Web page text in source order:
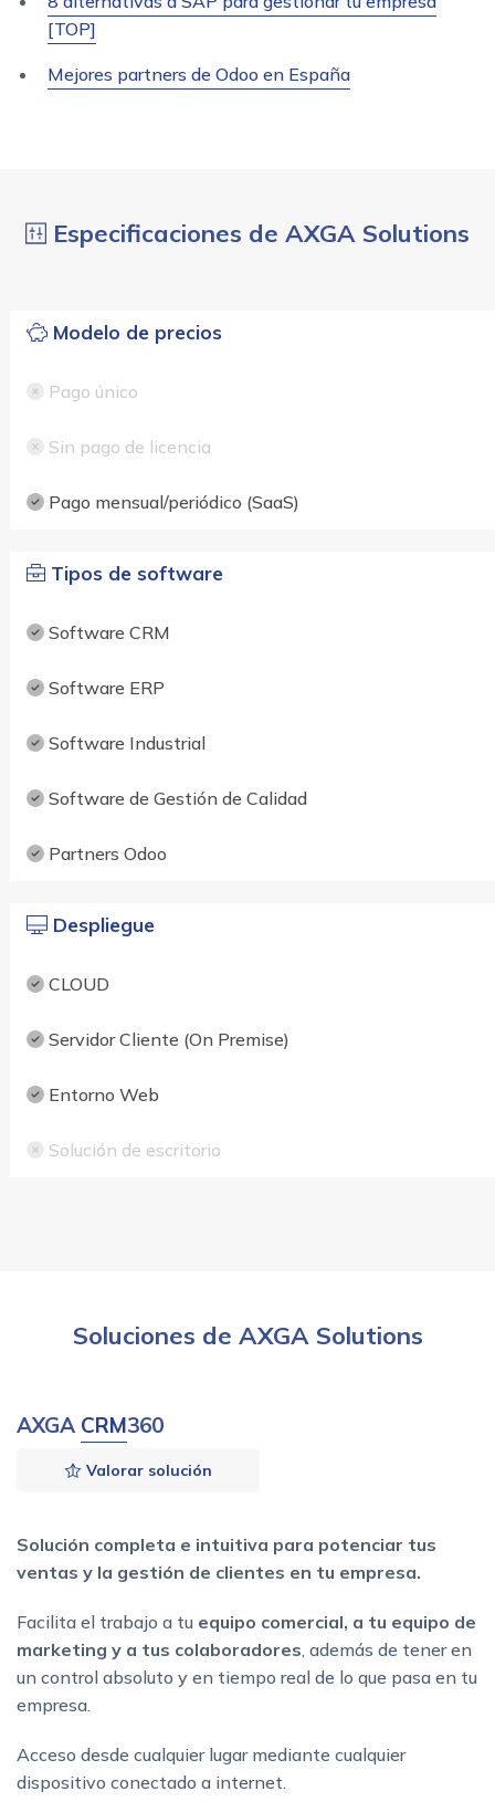
[TOP]
Mejores partners de Odoo en España
Especificaciones de AXGA Solutions
Modelo de precios
Pago único
Sin pago de licencia
Pago mensual/periódico (SaaS)
Tipos de software
Software CRM
Software ERP
Software Industrial
Software de Gestión de Calidad
Partners Odoo
Despliegue
CLOUD
Servidor Cliente (On Premise)
Entorno Web
Solución de escritorio
Soluciones de AXGA Solutions
AXGA CRM360
Valorar solución
Solución completa e intuitiva para potenciar tus
ventas y la gestión de clientes en tu empresa.
Facilita el trabajo a tu equipo comercial, a tu equipo de
marketing y a tus colaboradores , además de tener en
un control absoluto y en tiempo real de lo que pasa en tu
empresa.
Acceso desde cualquier lugar mediante cualquier
dispositivo conectado a internet.